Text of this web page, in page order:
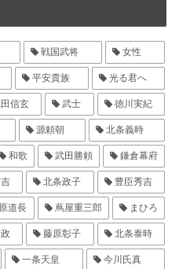
戦国武将 女性
平安貴族 光る君へ
信玄 武士 徳川実紀
源頼朝 北条義時
和歌 武田勝頼 鎌倉幕府
北条政子 豊臣秀吉
道長 蔦屋重三郎 まひろ
藤原彰子 北条泰時
一条天皇 今川氏真